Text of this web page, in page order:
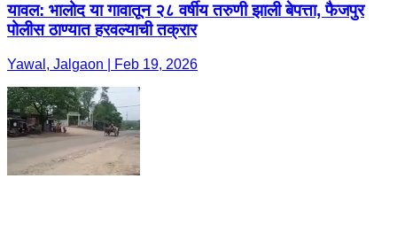
यावल: भालोद या गावातून २८ वर्षीय तरुणी झाली बेपत्ता, फैजपुर
पोलीस ठाण्यात हरवल्याची तक्रार
Yawal, Jalgaon | Feb 19, 2026